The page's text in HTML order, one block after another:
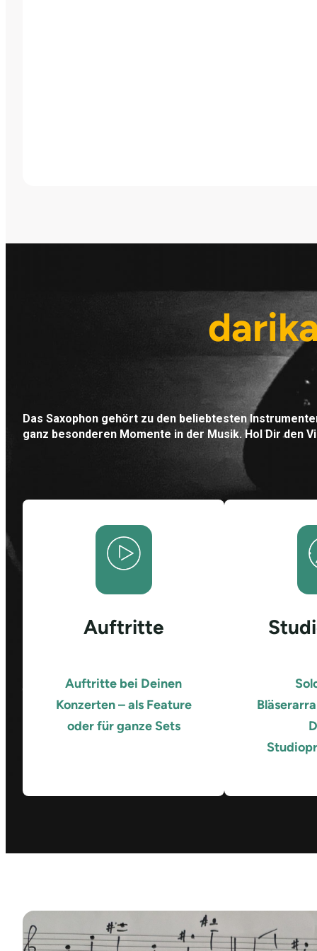
Das Saxophon gehört zu den beliebtesten
ganz besonderen Momente in der Musik. Hol Dir den
Auftritte
Auftritte bei Deinen
Konzerten – als Feature
oder für ganze Sets